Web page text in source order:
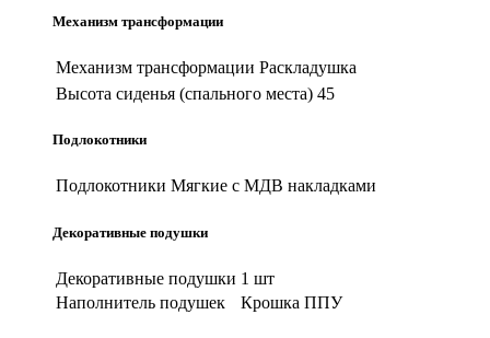
Механизм трансформации
Механизм трансформации Раскладушка
Высота сиденья (спального места) 45
Подлокотники
Подлокотники Мягкие с МДВ накладками
Декоративные подушки
Декоративные подушки 1 шт
Наполнитель подушек
Крошка ППУ